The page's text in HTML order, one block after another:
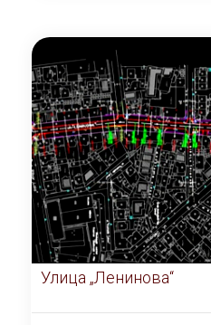
Улица „Ленинова“